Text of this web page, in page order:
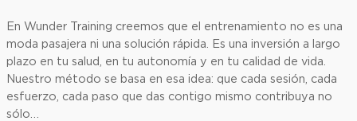
En Wunder Training creemos que el entrenamiento no es una
moda pasajera ni una solución rápida. Es una inversión a largo
plazo en tu salud, en tu autonomía y en tu calidad de vida.
Nuestro método se basa en esa idea: que cada sesión, cada
esfuerzo, cada paso que das contigo mismo contribuya no
sólo…